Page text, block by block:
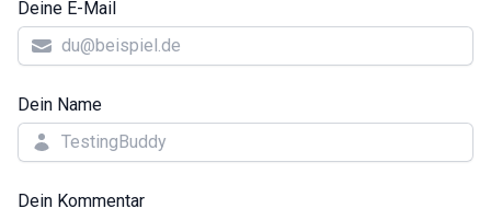
Deine E-Mail
Dein Name
Dein Kommentar